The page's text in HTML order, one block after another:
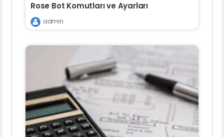
Rose Bot Komutları ve Ayarları
admin